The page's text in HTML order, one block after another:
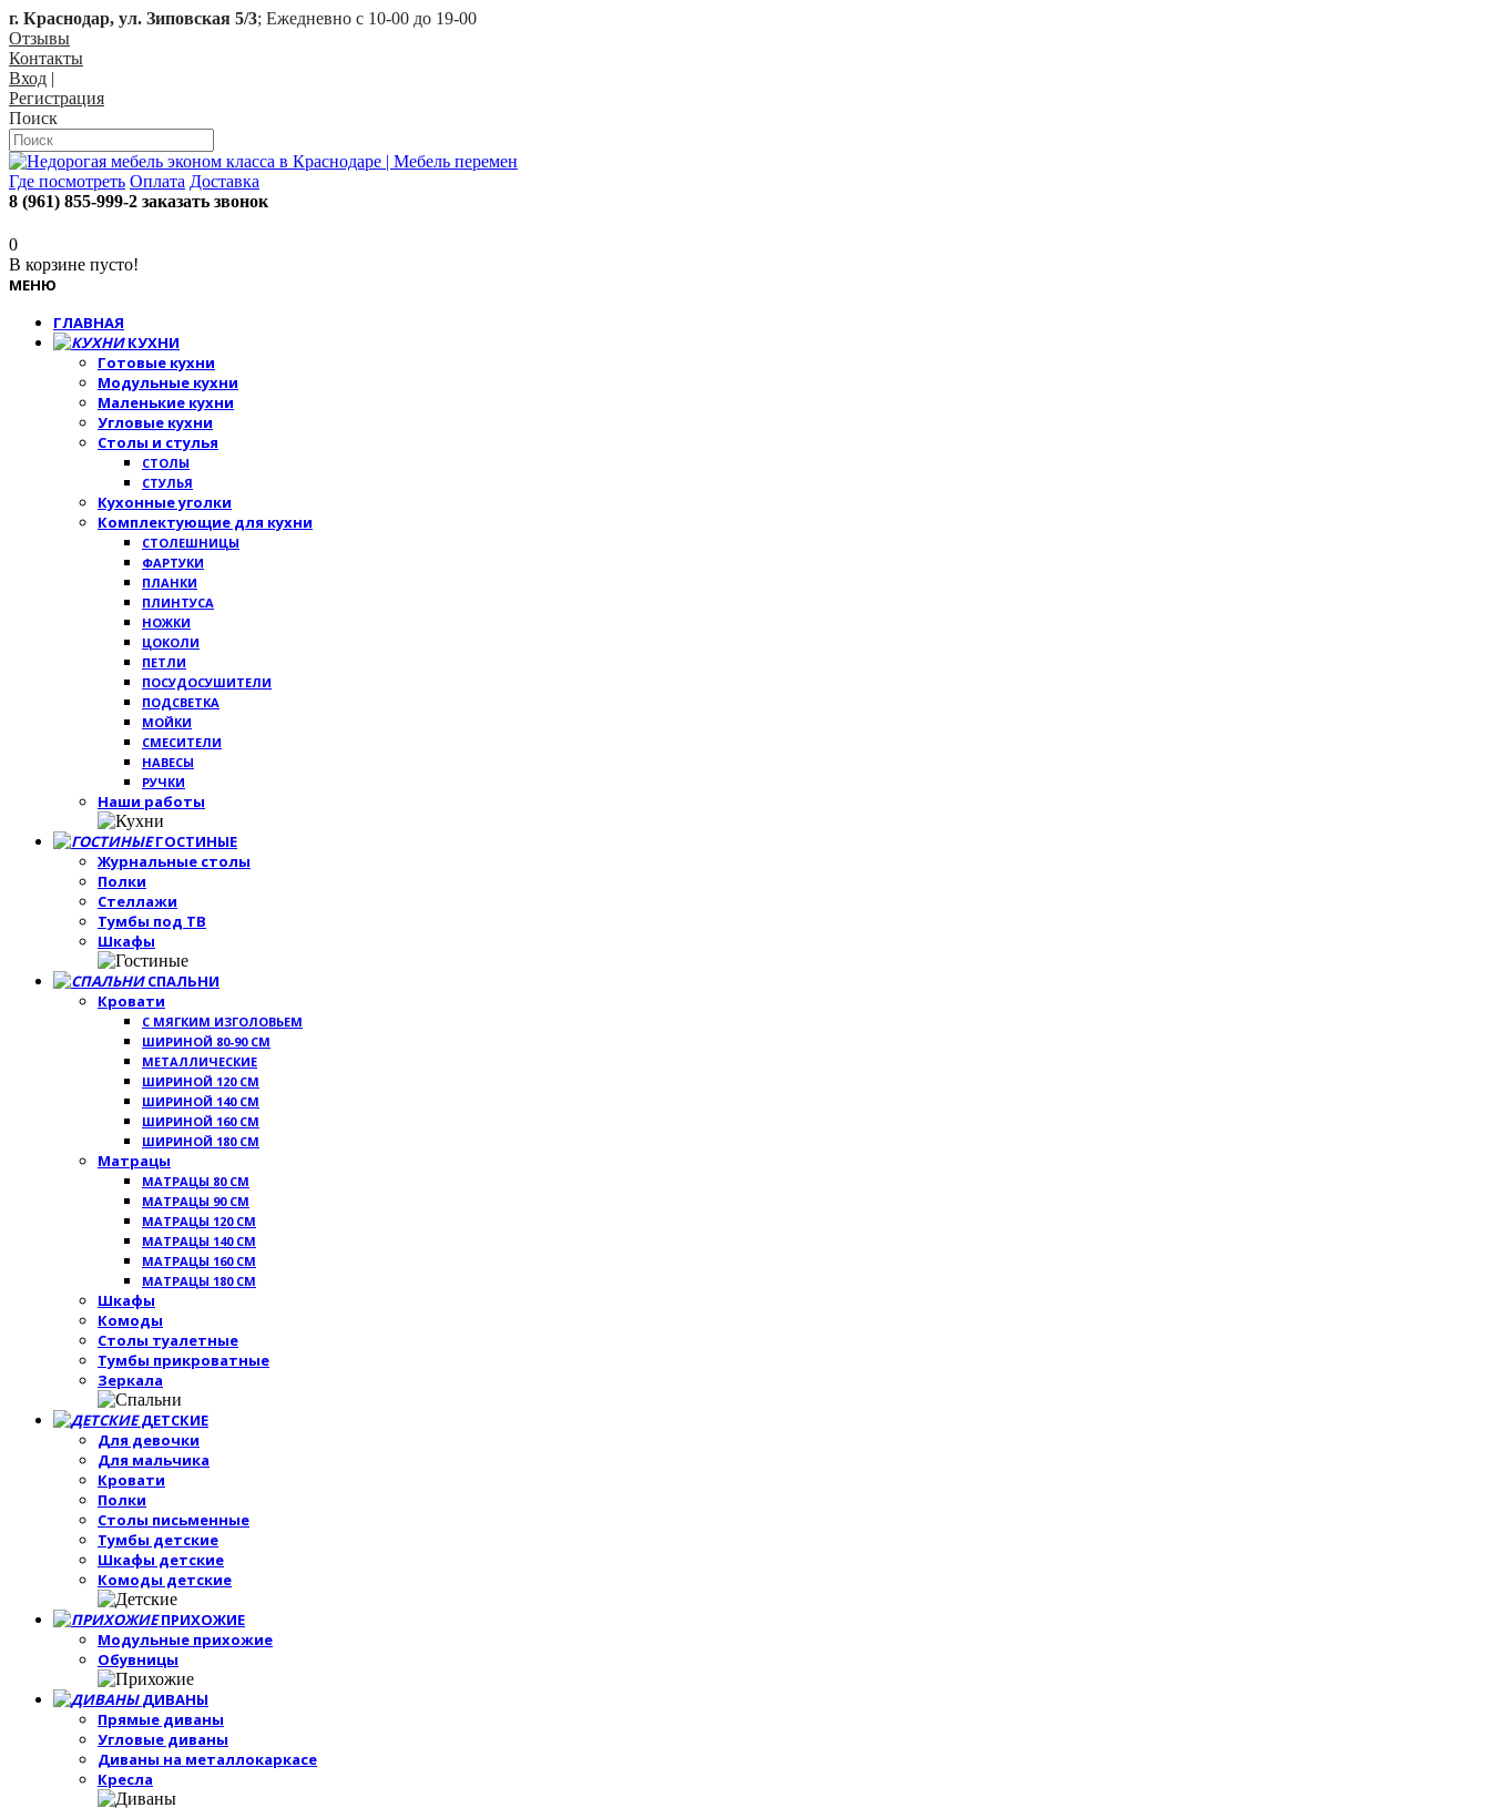
г. Краснодар, ул. Зиповская 5/3; Ежедневно с 10-00 до 19-00
Отзывы
Контакты
Вход |
Регистрация
Поиск
Где посмотреть Оплата Доставка
8 (961) 855-999-2 заказать звонок
0
В корзине пусто!
МЕНЮ
ГЛАВНАЯ
КУХНИ
Готовые кухни
Модульные кухни
Маленькие кухни
Угловые кухни
Столы и стулья
СТОЛЫ
СТУЛЬЯ
Кухонные уголки
Комплектующие для кухни
СТОЛЕШНИЦЫ
ФАРТУКИ
ПЛАНКИ
ПЛИНТУСА
НОЖКИ
ЦОКОЛИ
ПЕТЛИ
ПОСУДОСУШИТЕЛИ
ПОДСВЕТКА
МОЙКИ
СМЕСИТЕЛИ
НАВЕСЫ
РУЧКИ
Наши работы
ГОСТИНЫЕ
Журнальные столы
Полки
Стеллажи
Тумбы под ТВ
Шкафы
СПАЛЬНИ
Кровати
С МЯГКИМ ИЗГОЛОВЬЕМ
ШИРИНОЙ 80-90 СМ
МЕТАЛЛИЧЕСКИЕ
ШИРИНОЙ 120 СМ
ШИРИНОЙ 140 СМ
ШИРИНОЙ 160 СМ
ШИРИНОЙ 180 СМ
Матрацы
МАТРАЦЫ 80 СМ
МАТРАЦЫ 90 СМ
МАТРАЦЫ 120 СМ
МАТРАЦЫ 140 СМ
МАТРАЦЫ 160 СМ
МАТРАЦЫ 180 СМ
Шкафы
Комоды
Столы туалетные
Тумбы прикроватные
Зеркала
ДЕТСКИЕ
Для девочки
Для мальчика
Кровати
Полки
Столы письменные
Тумбы детские
Шкафы детские
Комоды детские
ПРИХОЖИЕ
Модульные прихожие
Обувницы
ДИВАНЫ
Прямые диваны
Угловые диваны
Диваны на металлокаркасе
Кресла